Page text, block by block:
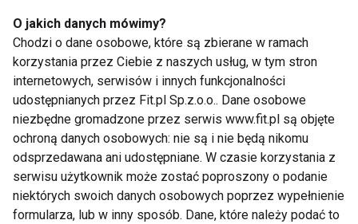
WYGRAJ SUSZARKĘ VALERA SWISS METAL
MASTER LIGHT GOLD
Zegarek dla aktywny
W sklepach znajdziemy mnóstwo propozycji
zegarków sportowych w przeróżnych cenach – od
kilkudziesięciu po kilkaset złotych. Zegarek dla
osoby aktywnej to taki, który zawiera zaawansowane
O jakich danych mówimy?
Chodzi o dane osobowe, które są zbierane w ramach
korzystania przez Ciebie z naszych usług, w tym stron
internetowych, serwisów i innych funkcjonalności
udostępnianych przez Fit.pl Sp.z.o.o.. Dane osobowe
niezbędne gromadzone przez serwis www.fit.pl są objęte
ochroną danych osobowych: nie są i nie będą nikomu
odsprzedawana ani udostępniane. W czasie korzystania z
serwisu użytkownik może zostać poproszony o podanie
niektórych swoich danych osobowych poprzez wypełnienie
formularza, lub w inny sposób. Dane, które należy podać to